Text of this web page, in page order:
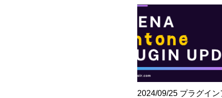
2024/09/25 プラグイ